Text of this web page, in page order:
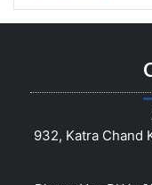
932, Katra Chand